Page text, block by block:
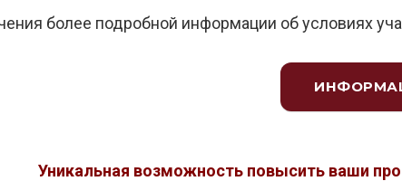
более подробной информации об условиях
Уникальная возможность повысить ваши